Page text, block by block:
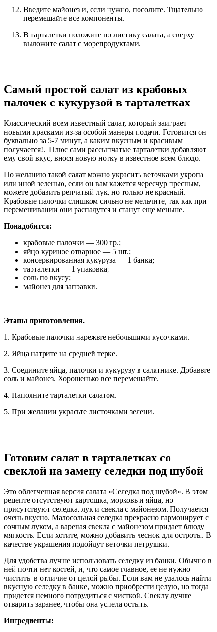
Введите майонез и, если нужно, посолите. Тщательно
перемешайте все компоненты.
В тарталетки положите по листику салата, а сверху
выложите салат с морепродуктами.
Самый простой салат из крабовых
палочек с кукурузой в тарталетках
Классический всем известный салат, который заиграет
новыми красками из-за особой манеры подачи. Готовится он
буквально за 5-7 минут, а каким вкусным и красивым
получается!.. Плюс сами рассыпчатые тарталетки добавляют
ему свой вкус, внося новую нотку в известное всем блюдо.
По желанию такой салат можно украсить веточками укропа
или иной зеленью, если он вам кажется чересчур пресным,
можете добавить репчатый лук, но только не красный.
Крабовые палочки слишком сильно не мельчите, так как при
перемешивании они распадутся и станут еще меньше.
Понадобится:
крабовые палочки — 300 гр.;
яйцо куриное отварное — 5 шт.;
консервированная кукуруза — 1 банка;
тарталетки — 1 упаковка;
соль по вкусу;
майонез для заправки.
Этапы приготовления.
1. Крабовые палочки нарежьте небольшими кусочками.
2. Яйца натрите на средней терке.
3. Соедините яйца, палочки и кукурузу в салатнике. Добавьте
соль и майонез. Хорошенько все перемешайте.
4. Наполните тарталетки салатом.
5. При желании украсьте листочками зелени.
Готовим салат в тарталетках со
свеклой на замену селедки под шубой
Это облегченная версия салата «Селедка под шубой». В этом
рецепте отсутствуют картошка, морковь и яйца, но
присутствуют селедка, лук и свекла с майонезом. Получается
очень вкусно. Малосольная селедка прекрасно гармонирует с
сочным луком, а вареная свекла с майонезом придает блюду
мягкость. Если хотите, можно добавить чеснок для остроты. В
качестве украшения подойдут веточки петрушки.
Для удобства лучше использовать селедку из банки. Обычно в
ней почти нет костей, и, что самое главное, ее не нужно
чистить, в отличие от целой рыбы. Если вам не удалось найти
вкусную селедку в банке, можно приобрести целую, но тогда
придется немного потрудиться с чисткой. Свеклу лучше
отварить заранее, чтобы она успела остыть.
Ингредиенты: